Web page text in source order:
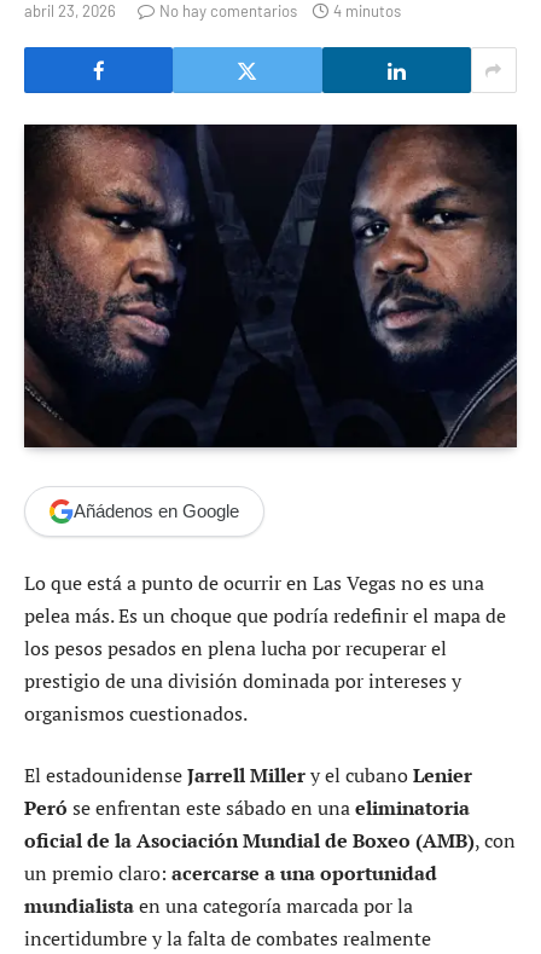
abril 23, 2026 No hay comentarios 4 minutos
Añádenos en Google
Lo que está a punto de ocurrir en Las Vegas no es una
pelea más. Es un choque que podría redefinir el mapa de
los pesos pesados en plena lucha por recuperar el
prestigio de una división dominada por intereses y
organismos cuestionados.
El estadounidenseJarrell Millery el cubanoLenier
Peró se enfrentan este sábado en unaeliminatoria
oficial de la Asociación Mundial de Boxeo (AMB), con
un premio claro: acercarse a una oportunidad
mundialistaen una categoría marcada por la
incertidumbre y la falta de combates realmente